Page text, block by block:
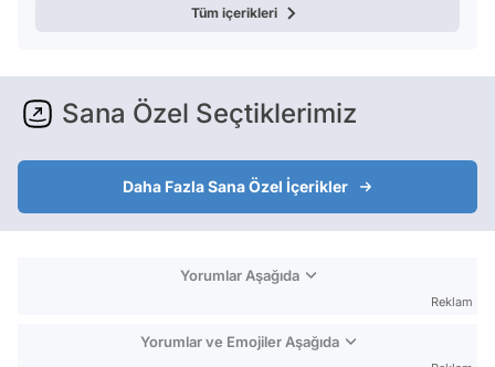
Tüm içerikleri
Sana Özel Seçtiklerimiz
Daha Fazla Sana Özel İçerikler
Yorumlar Aşağıda
Reklam
Yorumlar ve Emojiler Aşağıda